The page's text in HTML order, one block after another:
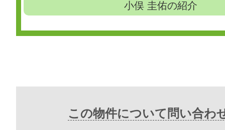
小俣 圭佑の紹介
この物件について問い合わ